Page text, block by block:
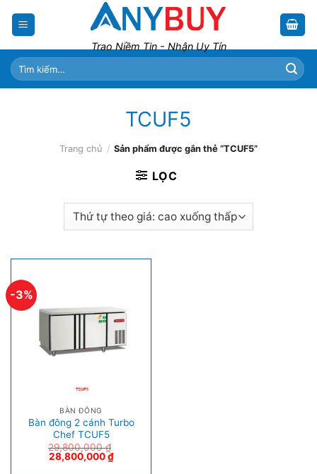
Trao Niềm Tin - Nhận Uy Tín
Tìm
kiếm:
TCUF5
Trang chủ / Sản phẩm được gắn thẻ “TCUF5”
LỌC
-3%
BÀN ĐÔNG
Bàn đông 2 cánh Turbo
Chef TCUF5
29,800,000₫
28,800,000₫